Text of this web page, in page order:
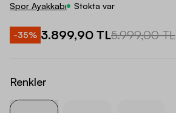
Spor Ayakkabı Stokta var
-35% 3.899,90 TL5.999,00 TL
Renkler